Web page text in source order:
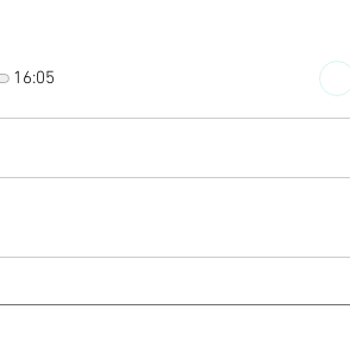
16:05